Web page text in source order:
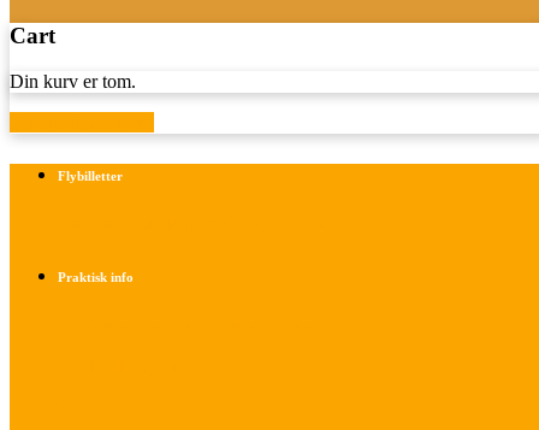
Cart
Din kurv er tom.
Flybilletter
Praktisk info